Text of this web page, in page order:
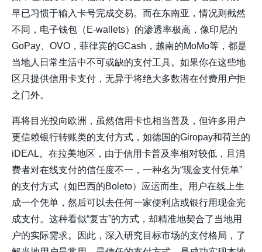
早已习惯于输入卡号完成交易。而在东南亚，情况则截然
不同，电子钱包（E-wallets）的渗透率极高，像印尼的
GoPay、OVO，菲律宾的GCash，越南的MoMo等，都是
当地人日常生活中不可或缺的支付工具。如果你在这些地
区只提供信用卡支付，无异于将绝大多数潜在付费用户拒
之门外。
再将目光投向欧洲，虽然信用卡也相当普及，但许多用户
更信赖银行转账类的支付方式，如德国的Giropay和荷兰的
iDEAL。在拉美地区，由于信用卡普及率相对较低，且消
费者对在线支付的信任度不一，一种名为“现金支付凭单”
的支付方式（如巴西的Boleto）应运而生。用户在线上生
成一个凭单，然后可以去任何一家便利店或银行用现金完
成支付。这种看似“复古”的方式，却精准地契合了当地用
户的实际需求。因此，深入研究目标市场的支付格局，了